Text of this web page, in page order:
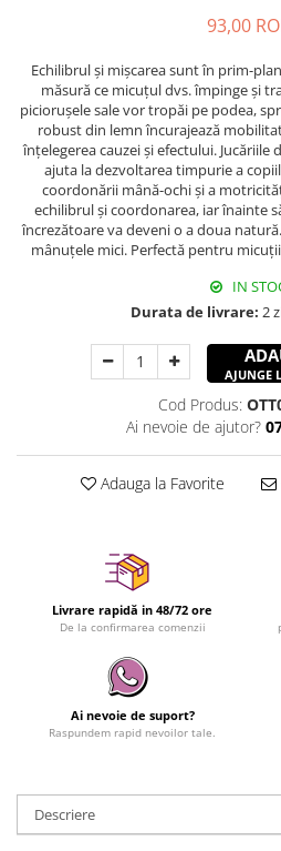
93,00
Echilibrul și mișcarea sunt în prim-
măsură ce micuțul dvs. împinge și
piciorușele sale vor tropăi pe podea,
robust din lemn încurajează
înțelegerea cauzei și efectului.
ajuta la dezvoltarea timpurie a
coordonării mână-ochi și a
echilibrul și coordonarea, iar înainte
încrezătoare va deveni o a doua
mânuțele mici. Perfectă pentru
IN
Durata de livrare: 2
AJUNGE
Cod Produs:
Ai nevoie de ajutor?
Adauga la Favorite
Livrare rapidă in 48/72 ore
De la confirmarea comenzii
Ai nevoie de suport?
Raspundem rapid nevoilor tale.
Descriere